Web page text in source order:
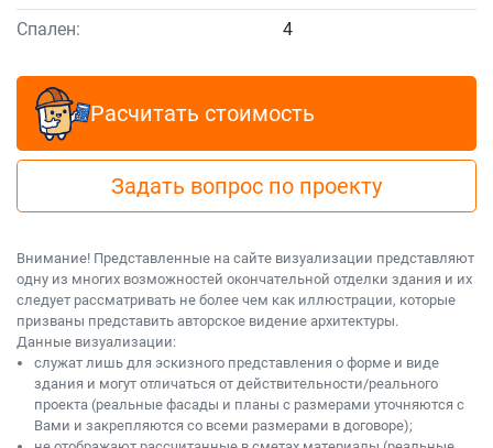
Спален:
4
Расчитать стоимость
Задать вопрос по проекту
Внимание! Представленные на сайте визуализации представляют
одну из многих возможностей окончательной отделки здания и их
следует рассматривать не более чем как иллюстрации, которые
призваны представить авторское видение архитектуры.
Данные визуализации:
служат лишь для эскизного представления о форме и виде
здания и могут отличаться от действительности/реального
проекта (реальные фасады и планы с размерами уточняются с
Вами и закрепляются со всеми размерами в договоре);